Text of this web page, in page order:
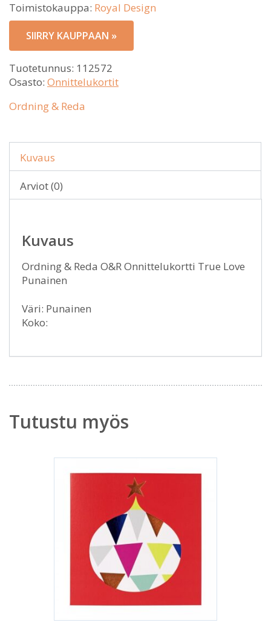
Toimistokauppa: Royal Design
SIIRRY KAUPPAAN »
Tuotetunnus: 112572
Osasto: Onnittelukortit
Ordning & Reda
Kuvaus
Arviot (0)
Kuvaus
Ordning & Reda O&R Onnittelukortti True Love
Punainen
Väri: Punainen
Koko:
Tutustu myös